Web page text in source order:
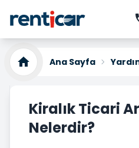
Ana Sayfa
Kiralık Ticari
Nelerdir?